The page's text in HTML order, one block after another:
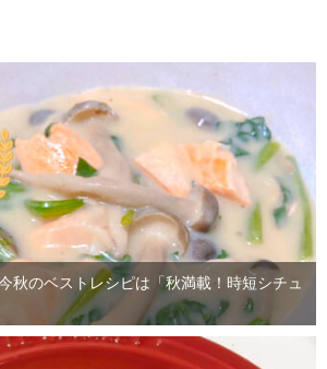
秋のベストレシピは「秋満載！時短シチュ